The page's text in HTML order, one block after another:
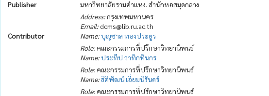
Publisher
มหาวิทยาลัยรามคำแหง. สำนักหอสมุดกลาง
Address:กรุงเทพมหานคร
Email:dcms@lib.ru.ac.th
Contributor
Name:บุญชาล ทองประยูร
Role: คณะกรรมการที่ปรึกษาวิทยานิพนธ์
Name:ประทีป วาทิกทินกร
Role: คณะกรรมการที่ปรึกษาวิทยานิพนธ์
Name:ธิติพัฒน์ เอี่ยมนิรันดร์
Role: คณะกรรมการที่ปรึกษาวิทยานิพนธ์